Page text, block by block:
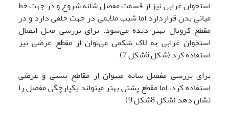
استخوان غرابی نیز از قسمت مفصل شانه شروع و در جهت خط
میانی بدن قراردارد اما شیب ملایمی در جهت خلفی دارد و در
مقطع کرونال بهتر دیده می‌شود. برای بررسی محل اتصال
استخوان غرابی به لاک شکمی می‌توان از مقطع عرضی نیز
استفاده کرد (شکل 6شکل 7).
برای بررسی مفصل شانه می­توان از مقاطع پشتی و عرضی
استفاده کرد، اما مقطع پشتی بهتر می­تواند یکپارچگی مفصل را
نشان دهد (شکل 8شکل 9)